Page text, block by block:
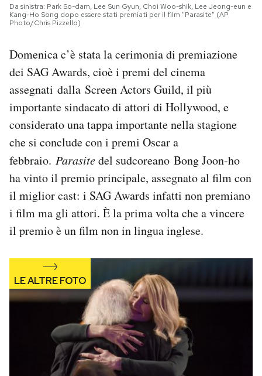
SHOP
CALENDARIO
AREA PERSONALE
Area Personale
Newsletter
Hai bisogno di aiuto?
Esci
Da sinistra: Park So-dam, Lee Sun Gyun, Choi Woo-shik, Lee Jeong-eun e
Kang-Ho Song dopo essere stati premiati per il film "Parasite" (AP
Photo/Chris Pizzello)
Domenica c’è stata la cerimonia di premiazione
dei SAG Awards, cioè i premi del cinema
assegnati dalla Screen Actors Guild, il più
importante sindacato di attori di Hollywood, e
considerato una tappa importante nella stagione
che si conclude con i premi Oscar a
febbraio. Parasitedel sudcoreano Bong Joon-ho
ha vinto il premio principale, assegnato al film con
il miglior cast: i SAG Awards infatti non premiano
i film ma gli attori. È la prima volta che a vincere
il premio è un film non in lingua inglese.